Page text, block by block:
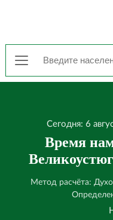
Сегодня: 6
Время
Метод расчёта: